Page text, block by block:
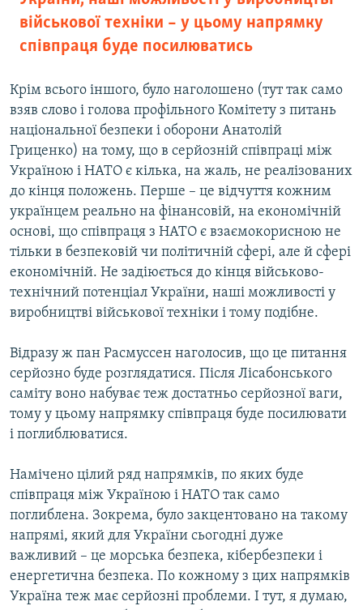
військової техніки – у цьому напрямку
співпраця буде посилюватись
Крім всього іншого, було наголошено (тут так само
взяв слово і голова профільного Комітету з питань
національної безпеки і оборони Анатолій
Гриценко) на тому, що в серйозній співпраці між
Україною і НАТО є кілька, на жаль, не реалізованих
до кінця положень. Перше – це відчуття кожним
українцем реально на фінансовій, на економічній
основі, що співпраця з НАТО є взаємокорисною не
тільки в безпековій чи політичній сфері, але й сфері
економічній. Не задіюється до кінця військово-
технічний потенціал України, наші можливості у
виробництві військової техніки і тому подібне.
Відразу ж пан Расмуссен наголосив, що це питання
серйозно буде розглядатися. Після Лісабонського
саміту воно набуває теж достатньо серйозної ваги,
тому у цьому напрямку співпраця буде посилювати
і поглиблюватися.
Намічено цілий ряд напрямків, по яких буде
співпраця між Україною і НАТО так само
поглиблена. Зокрема, було закцентовано на такому
напрямі, який для України сьогодні дуже
важливий – це морська безпека, кібербезпеки і
енергетична безпека. По кожному з цих напрямків
Україна теж має серйозні проблеми. І тут, я думаю,